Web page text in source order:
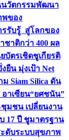
นวัตกรรมพัฒนา
พของ
รรับรู้ สู่โลกของ
ชาติกว่า 400 ผล
บัตรเชิดชูเกียรติ
น มุ่งเป้า Net
Siam Silica ดัน
าเซียน“ยศชนัน”
ชุมชน เปลี่ยนงาน
17 ปี ชูมาตรฐาน
ะดับระบบสุขภาพ